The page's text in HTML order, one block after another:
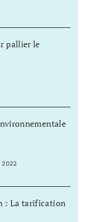
pallier le
2022
: La tarification